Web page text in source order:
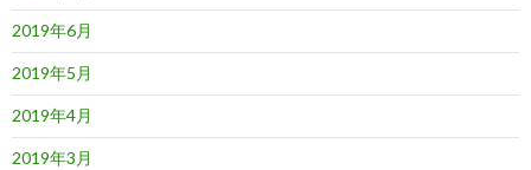
2019年6月
2019年5月
2019年4月
2019年3月